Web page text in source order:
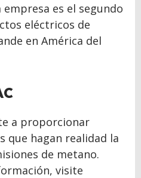
empresa es el segundo
eléctricos de
en América del
a proporcionar
que hagan realidad la
de metano.
visite